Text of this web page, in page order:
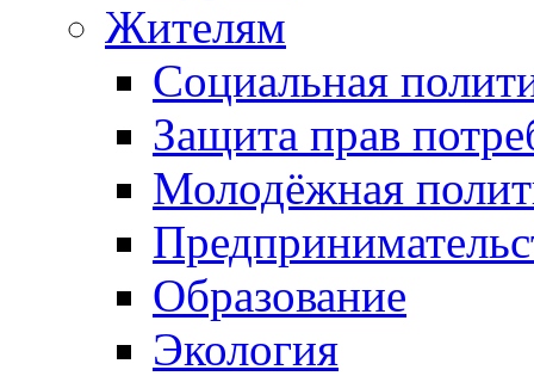
Жителям
Социальная
Защита прав
Молодёжная
Образование
Экология